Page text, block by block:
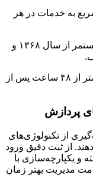
به خدمات در هر
فعالیت مستمر از سال ۱۳۶۸ و
نصب و راه‌اندازی کمتر از ۴۸ ساعت پس از
پردازش
از تکنولوژی‌های
از ثبت دقیق ورود
و یکپارچه‌سازی با
مدیریت بهتر زمان